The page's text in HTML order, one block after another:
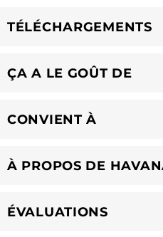
TÉLÉCHARGEMENTS
ÇA A LE GOÛT DE
CONVIENT À
À PROPOS DE
ÉVALUATIONS